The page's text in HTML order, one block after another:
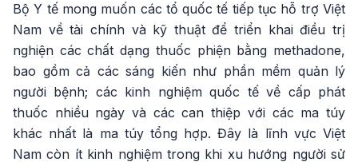
Bộ Y tế mong muốn các tổ quốc tế tiếp tục hỗ trợ Việt
Nam về tài chính và kỹ thuật để triển khai điều trị
nghiện các chất dạng thuốc phiện bằng methadone,
bao gồm cả các sáng kiến như phần mềm quản lý
người bệnh; các kinh nghiệm quốc tế về cấp phát
thuốc nhiều ngày và các can thiệp với các ma túy
khác nhất là ma túy tổng hợp. Đây là lĩnh vực Việt
Nam còn ít kinh nghiệm trong khi xu hướng người sử